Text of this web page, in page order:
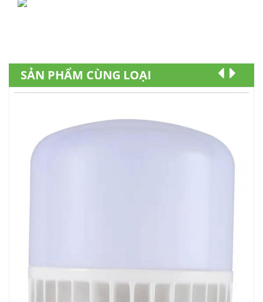
SẢN PHẨM CÙNG LOẠI